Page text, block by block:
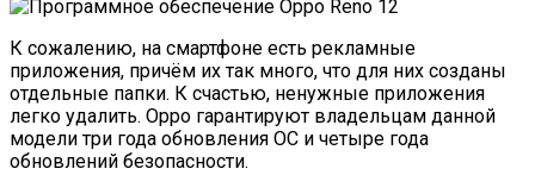
К сожалению, на смартфоне есть рекламные
приложения, причём их так много, что для них созданы
отдельные папки. К счастью, ненужные приложения
легко удалить. Oppo гарантируют владельцам данной
модели три года обновления ОС и четыре года
обновлений безопасности.